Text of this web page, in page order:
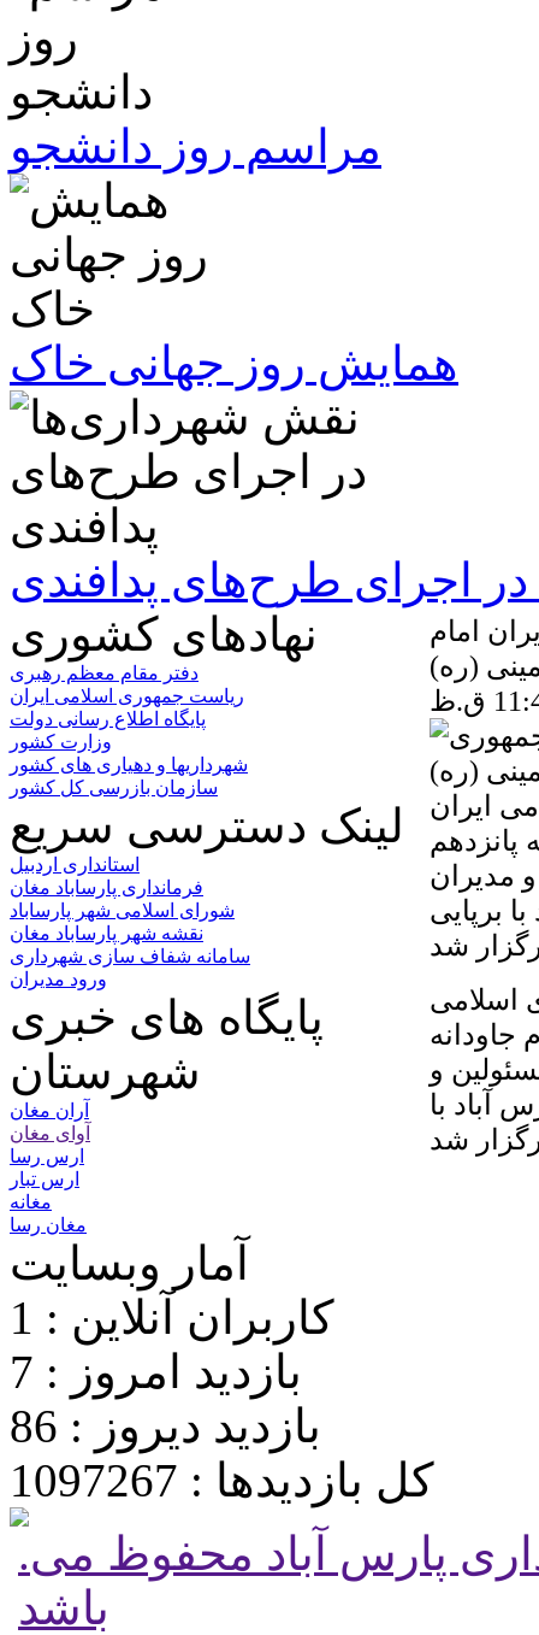
مراسم روز دانشجو
همایش روز جهانی خاک
اجرای طرح‌های پدافندی
امام
(ره)
ایران
مدیران
برپایی
اسلامی
و
آباد با
نهادهای کشوری
دفتر مقام معظم رهبری
ریاست جمهوری اسلامی ایران
پایگاه اطلاع رسانی دولت
وزارت کشور
شهرداریها و دهیاری های کشور
سازمان بازرسی کل کشور
لینک دسترسی سریع
استانداری اردبیل
فرمانداری پارساباد مغان
شورای اسلامی شهر پارساباد
نقشه شهر پارساباد مغان
سامانه شفاف سازی شهرداری
ورود مدیران
پایگاه های خبری
شهرستان
آران مغان
آوای مغان
ارس رسا
ارس تبار
مغانه
مغان رسا
آمار وبسایت
کاربران آنلاین : 1
بازدید امروز : 7
بازدید دیروز : 86
کل بازدیدها : 1097267
.تمامی حقوق برای پایگاه شهرداری پارس آباد محفوظ می
باشد